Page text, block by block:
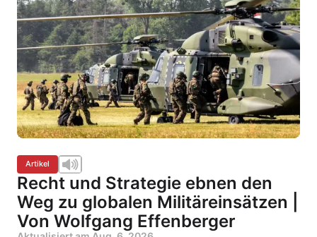
Artikel
Recht und Strategie ebnen den
Weg zu globalen Militäreinsätzen |
Von Wolfgang Effenberger